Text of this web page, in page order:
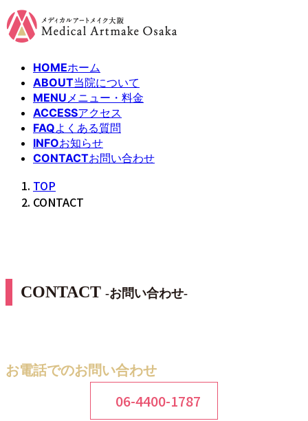
コ
ン
テ
ナ
ビ
ゲ
HOMEホーム
ABOUT当院について
MENUメニュー・料金
ACCESSアクセス
FAQよくある質問
INFOお知らせ
CONTACTお問い合わせ
TOP
CONTACT
CONTACT -お問い合わせ-
お電話でのお問い合わせ
06-4400-1787